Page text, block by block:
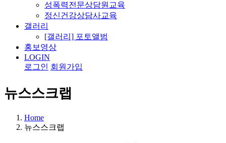
성폭력전문상담원교육
정신건강상담사교육
갤러리
[갤러리] 포토앨범
홍보영상
LOGIN
로그인 회원가입
뉴스스크랩
Home
뉴스스크랩